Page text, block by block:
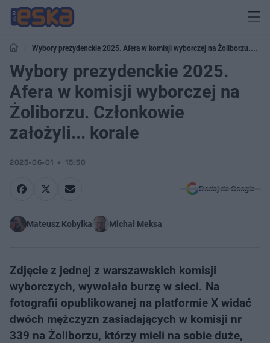
Wybory prezydenckie 2025. Afera w komisji wyborczej na Żoliborzu.
Członkowie założyli... korale
Wybory prezydenckie 2025.
Afera w komisji wyborczej na
Żoliborzu. Członkowie
założyli... korale
2025-06-01 15:50
Dodaj do Google
Mateusz Kobyłka Michał Meksa
Zdjęcie z jednej z warszawskich komisji
wyborczych, wywołało burzę w sieci. Na
fotografii opublikowanej na platformie X widać
dwóch mężczyzn zasiadających w komisji nr
339 na Żoliborzu, którzy mieli na sobie duże,